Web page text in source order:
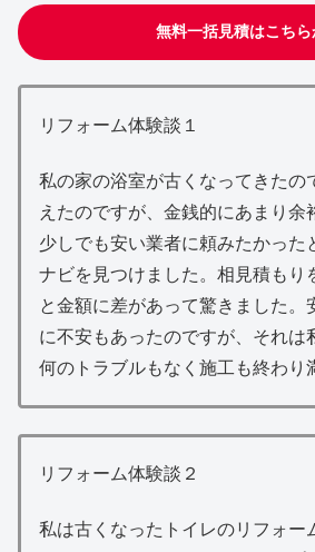
無料一括見積はこちら
リフォーム体験談１
私の家の浴室が古くなってきたの
えたのですが、金銭的にあまり余
少しでも安い業者に頼みたかった
ナビを見つけました。相見積もり
と金額に差があって驚きました。
に不安もあったのですが、それは
何のトラブルもなく施工も終わり
リフォーム体験談２
私は古くなったトイレのリフォー